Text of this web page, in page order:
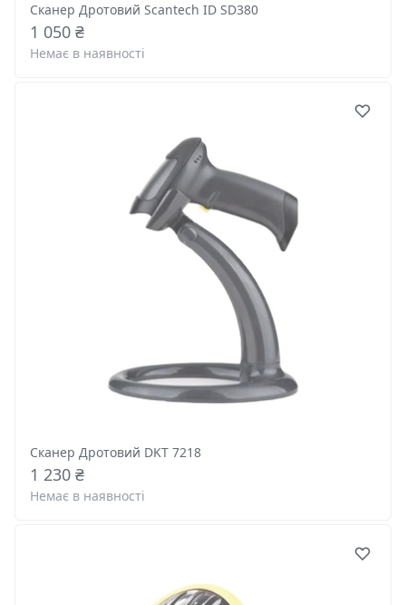
Сканер Дротовий Scantech ID SD380
1 050 ₴
Немає в наявності
Сканер Дротовий DKT 7218
1 230 ₴
Немає в наявності